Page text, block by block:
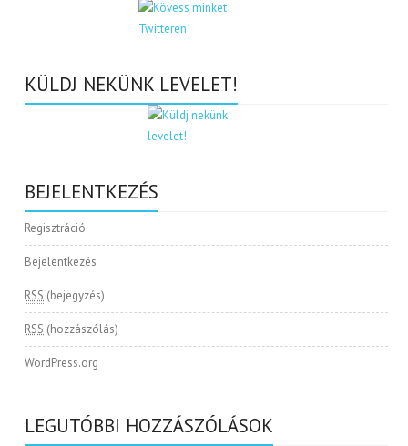
KÜLDJ NEKÜNK LEVELET!
BEJELENTKEZÉS
Regisztráció
Bejelentkezés
RSS (bejegyzés)
RSS (hozzászólás)
WordPress.org
LEGUTÓBBI HOZZÁSZÓLÁSOK